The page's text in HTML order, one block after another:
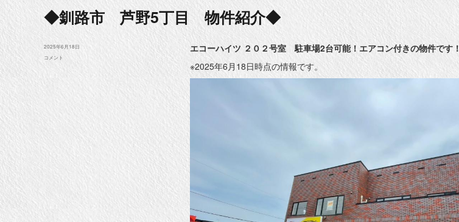
◆釧路市 芦野5丁目 物件紹介◆
エコーハイツ ２０２号室 駐車場2台可能！エアコン付きの物件です！
※2025年6月18日時点の情報です。
投
2025年6月18日
◆
コメント